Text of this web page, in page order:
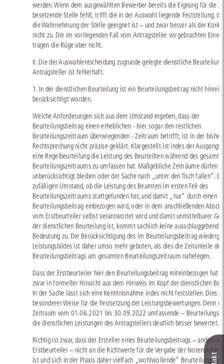
werden. Wenn dem ausgewählten Bewerber bereits die Eignung für die zu
besetzende Stelle fehlt, trifft die in der Auswahl liegende Feststellung,
die Wahrnehmung der Stelle geeignet ist – und zwar besser als der
nicht zu. Die im vorliegenden Fall vom Antragsteller vorgebrachten
tragen die Rüge aber nicht.
II. Die der Auswahlentscheidung zugrunde gelegte dienstliche
Antragsteller ist fehlerhaft.
1. In der dienstlichen Beurteilung ist ein Beurteilungsbeitrag nicht
berücksichtigt worden.
Welche Anforderungen sich aus dem Umstand ergeben, dass der
Beurteilungsbeitrag einen erheblichen - hier sogar den restlichen
Beurteilungszeitraum überwiegenden - Zeitraum betrifft, ist in der
Rechtsprechung nicht präzise geklärt. Klargestellt ist indes der
eine Regelbeurteilung die Leistung des Beurteilten während des
Beurteilungszeitraums zu umfassen hat. Maßgebliche Zeiträume dürfen
unberücksichtigt bleiben oder der Sache nach „unter den Tisch fallen“.
zufälligen Umstand, ob die Leistung des Beamten im ersten Teil des
Beurteilungszeitraums stattgefunden hat, und damit „nur“ durch einen
Beurteilungsbeitrag einbezogen wird, oder in dem anschließenden
vom Erstbeurteiler selbst verantwortet wird und damit unmittelbarer
der dienstlichen Beurteilung ist, kommt sachlich keine ausschlaggebende
Bedeutung zu. Die Berücksichtigung des im Beurteilungsbeitrag
Leistungsbildes ist daher umso mehr geboten, als dies die Zeitanteile des
Beurteilungsbeitrags am gesamten Beurteilungszeitraum nahelegen.
Dass der Erstbeurteiler hier den Beurteilungsbeitrag miteinbezogen hat,
zwar in formeller Hinsicht aus dem Hinweis im Kopf der dienstlichen
In der Sache lässt sich eine Kenntnisnahme indes nicht feststellen. Dies
besonderer Weise für die Festsetzung der Leistungsbewertungen. Denn
Zeitraum vom 01.06.2021 bis 30.09.2022 umfassende –
die dienstlichen Leistungen des Antragstellers deutlich besser bewertet.
Richtig ist zwar, dass der Ersteller eines Beurteilungsbeitrags – anders
Erstbeurteiler – nicht an die Richtwerte für die Vergabe der Notenstufen
ist und sich in der Praxis daher vielfach „wohlwollende“